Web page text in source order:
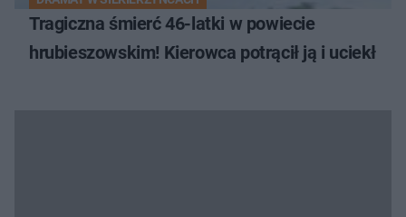
Tragiczna śmierć 46-latki w powiecie
hrubieszowskim! Kierowca potrącił ją i uciekł